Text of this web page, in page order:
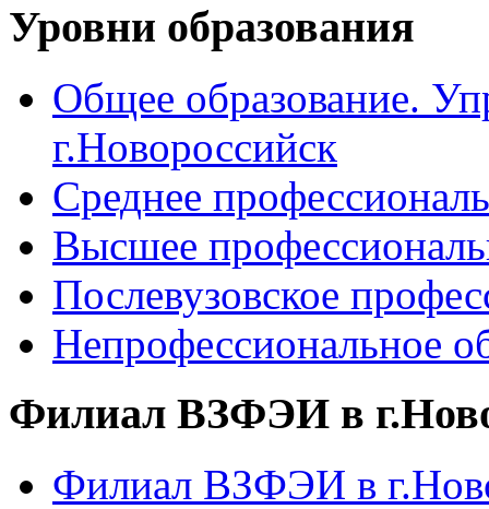
Уровни образования
Общее образование.
г.Новороссийск
Среднее
Высшее
Послевузовское
Непрофессиональное
Филиал ВЗФЭИ в
Филиал ВЗФЭИ в